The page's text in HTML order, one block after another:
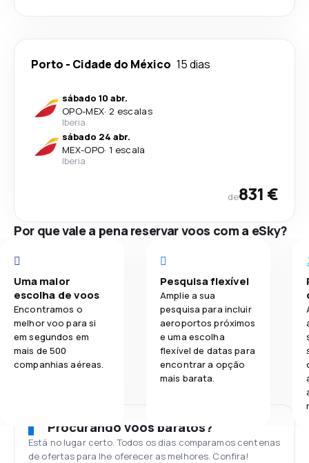
Porto - Cidade do México 15 dias
sábado 10 abr.
OPO-MEX· 2 escalas
Iberia
sábado 24 abr.
MEX-OPO· 1 escala
Iberia
de831 €
Por que vale a pena reservar voos com a eSky?
Uma maior
escolha de voos
Encontramos o
melhor voo para si
em segundos em
mais de 500
companhias aéreas.
Pesquisa flexível
Amplie a sua
pesquisa para incluir
aeroportos próximos
e uma escolha
flexível de datas para
encontrar a opção
mais barata.
Procurando voos baratos?
Está no lugar certo. Todos os dias comparamos centenas
de ofertas para lhe oferecer as melhores. Confira!